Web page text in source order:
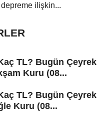
ilişkin...
TL? Bugün Çeyrek
Kuru (08...
TL? Bugün Çeyrek
Kuru (08...